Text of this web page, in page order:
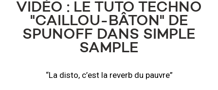
VIDÉO : LE TUTO TECHNO
"CAILLOU-BÂTON" DE
SPUNOFF DANS SIMPLE
SAMPLE
“La disto, c’est la reverb du pauvre”